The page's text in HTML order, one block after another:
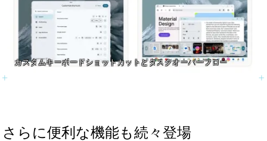
カスタムキーボードショットカットとタスクオーバーフロー
さらに便利な機能も続々登場